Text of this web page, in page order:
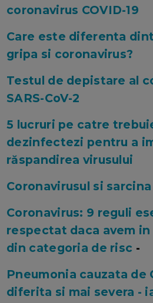
coronavirus COVID-19
Care este diferenta
gripa si coronavirus?
Testul de depistare al
SARS-CoV-2
5 lucruri pe catre
dezinfectezi pentru a
răspandirea virusului
Coronavirusul si sarcina
Coronavirus: 9 reguli
respectat daca avem in
din categoria de risc -
Pneumonia cauzata de
diferita si mai severa -